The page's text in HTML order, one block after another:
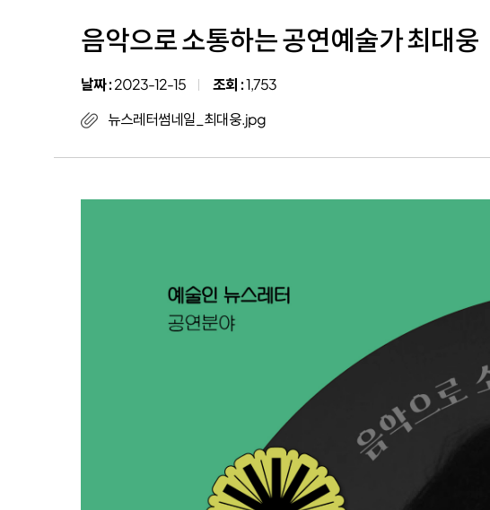
음악으로 소통하는 공연예술가 최대웅
날짜 :2023-12-15 조회 :1,753
뉴스레터썸네일_최대웅.jpg